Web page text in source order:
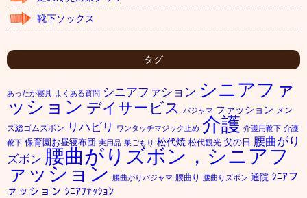
靴下ソックス
タグ
あったか寝具 よくある質問 シニアファション シニアファ
ッション デイサービス パジャマ ファッション メン
ズ総ゴムズボン
リハビリ ワンタッチマジック止め 介護 介護用靴下 介護
靴下 保育園お昼寝布団 実用品 巣ごもり 松代焼 松代観光 父の日 腰曲がり
ズボン 腰曲がりズボン，シニアフ
ァッション 腰曲がりパジャマ 腰曲り 腰曲りズボン 通院 ｼﾆｱフ
ァッション ｼﾆｱﾌｧｯｼｮﾝ